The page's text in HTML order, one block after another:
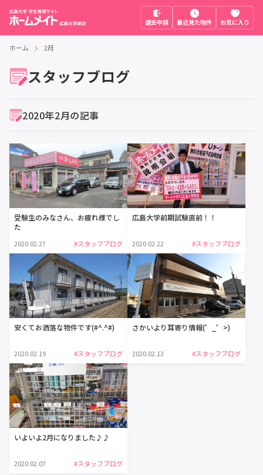
退去申請 最近見た物件 お気に入り
ホーム 2月
スタッフブログ
2020年2月の記事
受験生のみなさん、お疲れ様でし
た
2020.02.27 #スタッフブログ
広島大学前期試験直前！！
2020.02.22 #スタッフブログ
安くてお洒落な物件です(#^.^#)
2020.02.19 #スタッフブログ
さかいより耳寄り情報(゜_゜>)
2020.02.13 #スタッフブログ
いよいよ2月になりました♪♪
2020.02.07 #スタッフブログ